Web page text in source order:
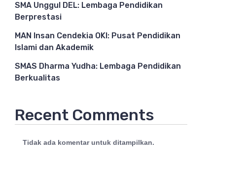
SMA Unggul DEL: Lembaga Pendidikan
Berprestasi
MAN Insan Cendekia OKI: Pusat Pendidikan
Islami dan Akademik
SMAS Dharma Yudha: Lembaga Pendidikan
Berkualitas
Recent Comments
Tidak ada komentar untuk ditampilkan.